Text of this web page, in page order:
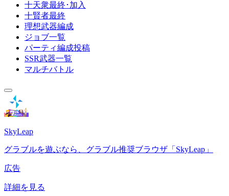
十天衆最終･加入
十賢者最終
理想武器編成
ジョブ一覧
パーティ編成投稿
SSR武器一覧
マルチバトル
SkyLeap
グラブルを遊ぶなら、グラブル推奨ブラウザ「SkyLeap」
広告
詳細を見る